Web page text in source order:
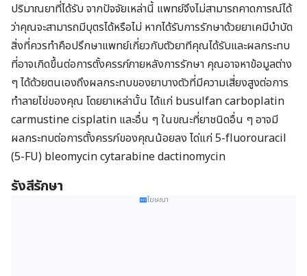
ปริมาณยาที่ได้รับ จากปัจจัยเหล่านี้ แพทย์จึงไม่สามารถคาดการณ์ได้
ว่าคุณจะสามารถมีบุตรได้หรือไม่ หากได้รับการรักษาด้วยยาเคมีบำบัด
สิ่งที่ควรทำคือปรึกษาแพทย์เกี่ยวกับตัวยาทีคุณได้รับและผลกระทบ
ที่อาจเกิดขึ้นต่อการตั้งครรภ์ภายหลังการรักษา คุณอาจหาข้อมูลต่าง
ๆ ได้ด้วยตนเองถึงผลกระทบของยาบางตัวที่มีความเสี่ยงสูงต่อการ
ทำลายไข่ของคุณ โดยยาเหล่านั้น ได้แก่ busulfan carboplatin
carmustine cisplatin และอื่น ๆ ในขณะที่ยาชนิดอื่น ๆ อาจมี
ผลกระทบต่อการตั้งครรภ์ของคุณน้อยลง ได่แก่ 5-fluorouracil
(5-FU) bleomycin cytarabine dactinomycin
รังสีรักษา
โฆษณา